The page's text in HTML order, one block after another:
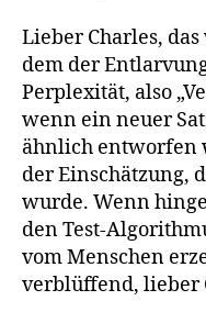
Lieber Charles,
dem der
Perplexität, also
wenn ein neuer
ähnlich entworfen
der Einschätzung,
wurde. Wenn
den Test-
vom Menschen
verblüffend, lieber